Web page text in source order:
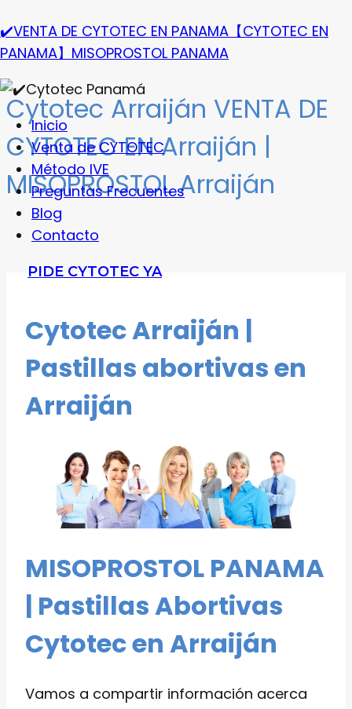
al
contenido
✔️VENTA DE CYTOTEC EN PANAMA【CYTOTEC EN
PANAMA】MISOPROSTOL PANAMA
MenúInicio
Venta de CYTOTEC
Método IVE
Preguntas Frecuentes
Blog
Contacto
PIDE CYTOTEC YA
Cytotec Arraiján VENTA DE
CYTOTEC EN Arraiján |
MISOPROSTOL Arraiján
Cytotec Arraiján |
Pastillas abortivas en
Arraiján
MISOPROSTOL PANAMA
| Pastillas Abortivas
Cytotec en Arraiján
Vamos a compartir información acerca